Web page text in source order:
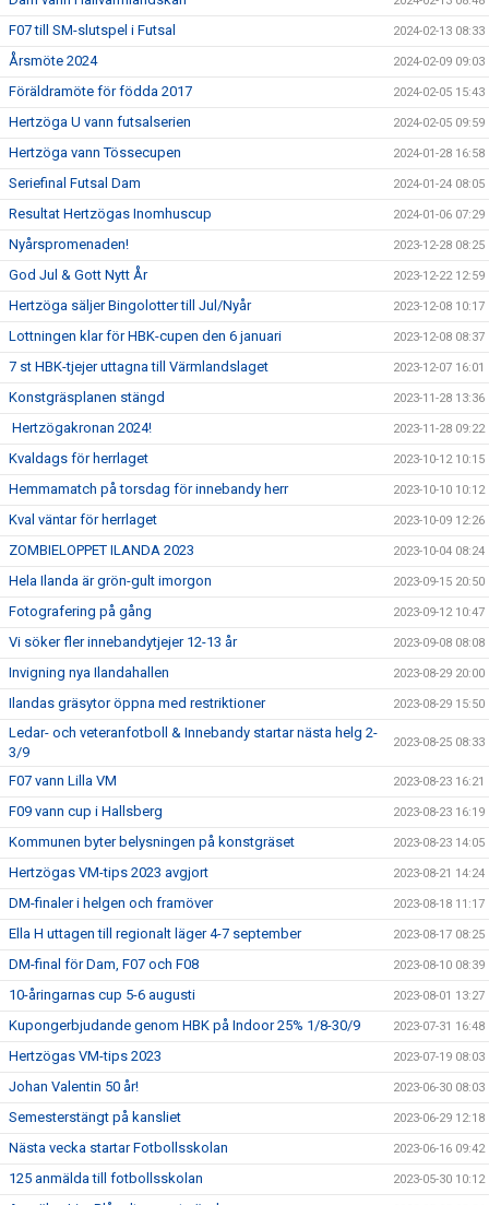
F07 till SM-slutspel i Futsal 2024-02-13 08:33
Årsmöte 2024 2024-02-09 09:03
Föräldramöte för födda 2017 2024-02-05 15:43
Hertzöga U vann futsalserien 2024-02-05 09:59
Hertzöga vann Tössecupen 2024-01-28 16:58
Seriefinal Futsal Dam 2024-01-24 08:05
Resultat Hertzögas Inomhuscup 2024-01-06 07:29
Nyårspromenaden! 2023-12-28 08:25
God Jul & Gott Nytt År 2023-12-22 12:59
Hertzöga säljer Bingolotter till Jul/Nyår 2023-12-08 10:17
Lottningen klar för HBK-cupen den 6 januari 2023-12-08 08:37
7 st HBK-tjejer uttagna till Värmlandslaget 2023-12-07 16:01
Konstgräsplanen stängd 2023-11-28 13:36
Hertzögakronan 2024! 2023-11-28 09:22
Kvaldags för herrlaget 2023-10-12 10:15
Hemmamatch på torsdag för innebandy herr 2023-10-10 10:12
Kval väntar för herrlaget 2023-10-09 12:26
ZOMBIELOPPET ILANDA 2023 2023-10-04 08:24
Hela Ilanda är grön-gult imorgon 2023-09-15 20:50
Fotografering på gång 2023-09-12 10:47
Vi söker fler innebandytjejer 12-13 år 2023-09-08 08:08
Invigning nya Ilandahallen 2023-08-29 20:00
Ilandas gräsytor öppna med restriktioner 2023-08-29 15:50
Ledar- och veteranfotboll & Innebandy startar nästa helg 2-
3/9
2023-08-25 08:33
F07 vann Lilla VM 2023-08-23 16:21
F09 vann cup i Hallsberg 2023-08-23 16:19
Kommunen byter belysningen på konstgräset 2023-08-23 14:05
Hertzögas VM-tips 2023 avgjort 2023-08-21 14:24
DM-finaler i helgen och framöver 2023-08-18 11:17
Ella H uttagen till regionalt läger 4-7 september 2023-08-17 08:25
DM-final för Dam, F07 och F08 2023-08-10 08:39
10-åringarnas cup 5-6 augusti 2023-08-01 13:27
Kupongerbjudande genom HBK på Indoor 25% 1/8-30/9 2023-07-31 16:48
Hertzögas VM-tips 2023 2023-07-19 08:03
Johan Valentin 50 år! 2023-06-30 08:03
Semesterstängt på kansliet 2023-06-29 12:18
Nästa vecka startar Fotbollsskolan 2023-06-16 09:42
125 anmälda till fotbollsskolan 2023-05-30 10:12